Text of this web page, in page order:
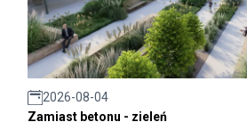
2026-08-04
Zamiast betonu - zieleń